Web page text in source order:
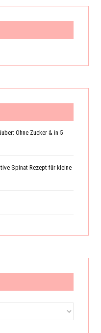
Ohne Zucker & in 5
Spinat-Rezept für kleine